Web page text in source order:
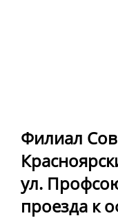
Филиал
ул.
проезда к